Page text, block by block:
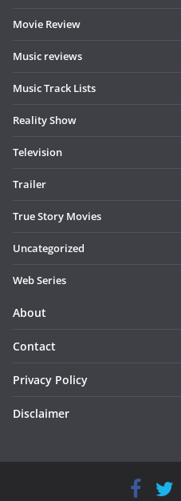
Movie Review
Music reviews
Music Track Lists
Reality Show
Television
Trailer
True Story Movies
Uncategorized
Web Series
About
Contact
Privacy Policy
Disclaimer